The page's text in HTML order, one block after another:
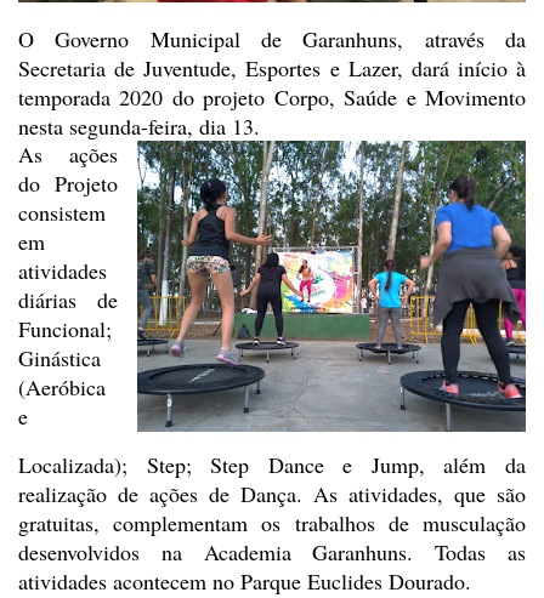
O Governo Municipal de Garanhuns, através da
Secretaria de Juventude, Esportes eLazer, dará início à
temporada 2020 do projeto Corpo, Saúde e Movimento
nesta segunda-feira, dia 13.
As ações
do Projeto
consistem
em
atividades
diárias de
Funcional;
Ginástica
(Aeróbica
e
Localizada); Step; Step Dance e Jump, além da
realização de ações de Dança. As atividades, que são
gratuitas, complementam os trabalhos demusculação
desenvolvidos na Academia Garanhuns. Todas as
atividades acontecem no Parque Euclides Dourado.